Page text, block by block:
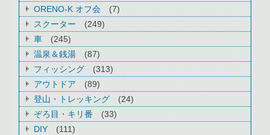
ORENO-K オフ会
(7)
スクーター
(249)
車
(245)
温泉＆銭湯
(87)
フィッシング
(313)
アウトドア
(89)
登山・トレッキング
(24)
ぞろ目・キリ番
(33)
DIY
(111)